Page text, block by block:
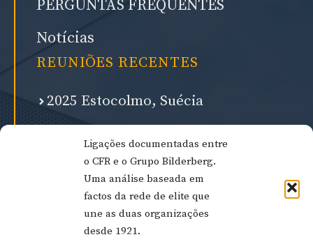
Ligações documentadas entre
o CFR e o Grupo Bilderberg.
Uma análise baseada em
factos da rede de elite que
une as duas organizações
desde 1921.
PERGUNTAS FREQUENTES
Notícias
REUNIÕES RECENTES
2025 Estocolmo, Suécia
2024 Madri, Espanha
2023 Lisboa, Portugal
2022 Washington, Estados Unidos